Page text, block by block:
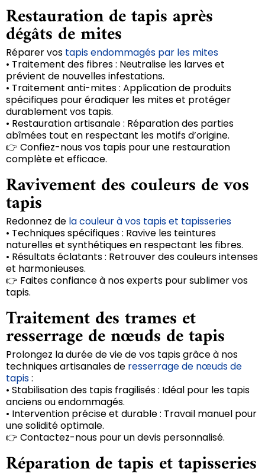
Restauration de tapis après
dégâts de mites
Réparer vos tapis endommagés par les mites
• Traitement des fibres : Neutralise les larves et
prévient de nouvelles infestations.
• Traitement anti-mites : Application de produits
spécifiques pour éradiquer les mites et protéger
durablement vos tapis.
• Restauration artisanale : Réparation des parties
abîmées tout en respectant les motifs d’origine.
👉 Confiez-nous vos tapis pour une restauration
complète et efficace.
Ravivement des couleurs de vos
tapis
Redonnez de la couleur à vos tapis et tapisseries
• Techniques spécifiques : Ravive les teintures
naturelles et synthétiques en respectant les fibres.
• Résultats éclatants : Retrouver des couleurs intenses
et harmonieuses.
👉 Faites confiance à nos experts pour sublimer vos
tapis.
Traitement des trames et
resserrage de nœuds de tapis
Prolongez la durée de vie de vos tapis grâce à nos
techniques artisanales de resserrage de nœuds de
tapis:
• Stabilisation des tapis fragilisés : Idéal pour les tapis
anciens ou endommagés.
• Intervention précise et durable : Travail manuel pour
une solidité optimale.
👉 Contactez-nous pour un devis personnalisé.
Réparation de tapis et tapisseries